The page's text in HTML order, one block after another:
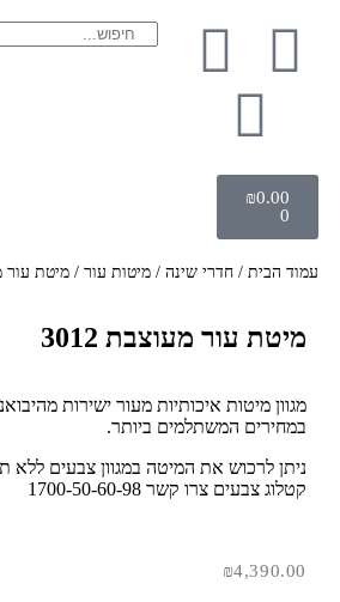
₪0.00
עמוד הבית/ חדרי שינה/ מיטות עור/ מיטת עור
מיטת עור מעוצבת 3012
מגוון מיטות איכותיות מעור ישירות
במחירים המשתלמים ביותר.
ניתן לרכוש את המיטה במגוון צבעים ללא
קטלוג צבעים צרו קשר 1700-50-60-98
₪4,390.00